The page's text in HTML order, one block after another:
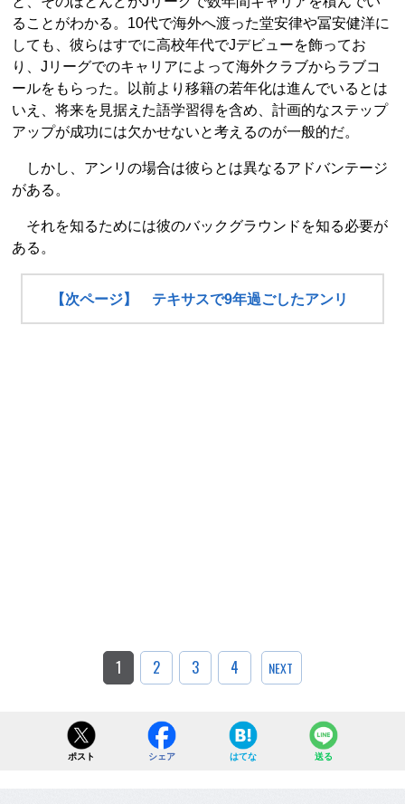
ることがわかる。10代で海外へ渡った堂安律や冨安健洋に
しても、彼らはすでに高校年代でJデビューを飾ってお
り、Jリーグでのキャリアによって海外クラブからラブコ
ールをもらった。以前より移籍の若年化は進んでいるとは
いえ、将来を見据えた語学習得を含め、計画的なステップ
アップが成功には欠かせないと考えるのが一般的だ。
しかし、アンリの場合は彼らとは異なるアドバンテージ
がある。
それを知るためには彼のバックグラウンドを知る必要が
ある。
【次ページ】 テキサスで9年過ごしたアンリ
1 2 3 4 NEXT
ポスト シェア はてな 送る